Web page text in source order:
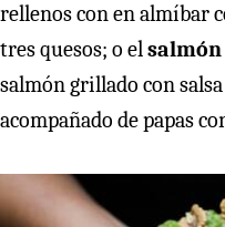
rellenos con en almíbar
tres quesos; o elsalmón
salmón grillado con
acompañado de papas